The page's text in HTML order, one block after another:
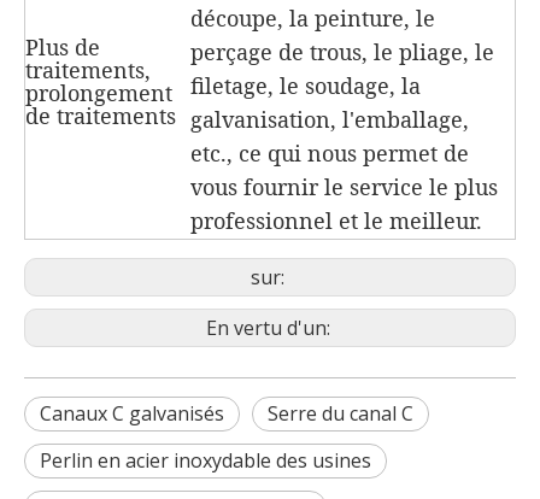
Plus de
traitements,
prolongement
de traitements
découpe, la peinture, le
perçage de trous, le pliage, le
filetage, le soudage, la
galvanisation, l'emballage,
etc., ce qui nous permet de
vous fournir le service le plus
professionnel et le meilleur.
sur:
En vertu d'un:
Canaux C galvanisés
Serre du canal C
Perlin en acier inoxydable des usines